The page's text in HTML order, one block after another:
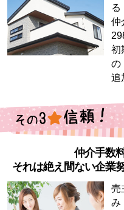
る
仲
初
の
追
仲介手数
それは絶え間ない企業
売
み